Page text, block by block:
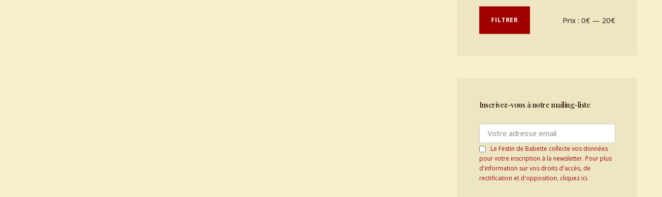
Prix maxFILTRER Prix : 0€ — 20€
Inscrivez-vous à notre mailing-liste
Le Festin de Babette collecte vos données
pour votre inscription à la newsletter. Pour plus
d'information sur vos droits d'accès, de
rectification et d'opposition, cliquez ici.